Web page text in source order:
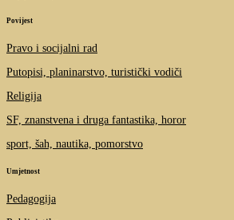
Povijest
Pravo i socijalni rad
Putopisi, planinarstvo, turistički vodiči
Religija
SF, znanstvena i druga fantastika, horor
sport, šah, nautika, pomorstvo
Umjetnost
Pedagogija